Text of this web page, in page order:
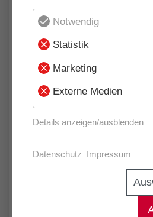
Notwendig
Statistik
Marketing
Externe Medien
Details anzeigen/ausblenden
Datenschutz Impressum